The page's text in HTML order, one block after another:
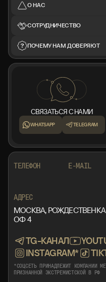
О НАС
СОТРУДНИЧЕСТВО
ПОЧЕМУ НАМ ДОВЕРЯЮТ
СВЯЗАТЬСЯ С НАМИ
WHATSAPP TELEGRAM
ТЕЛЕФОН E-MAIL
АДРЕС
МОСКВА, РОЖДЕСТВЕНКА
ОФ 4
TG-КАНАЛ
INSTAGRAM*
*СОЦСЕТЬ ПРИНАДЛЕЖИТ КОМПАНИИ
ПРИЗНАННОЙ ЭКСТРЕМИСТСКОЙ В РФ